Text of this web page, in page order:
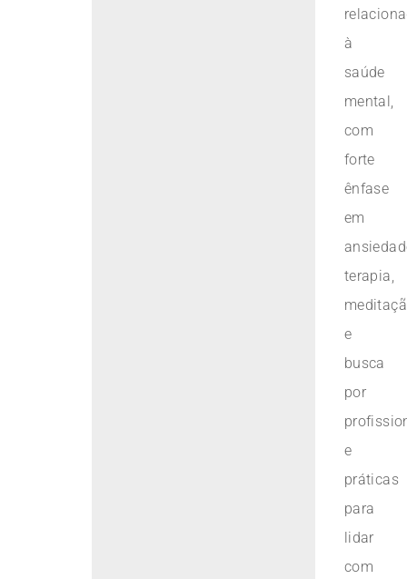
à
saúde
mental,
com
forte
ênfase
em
terapia,
e
busca
por
e
práticas
para
lidar
com